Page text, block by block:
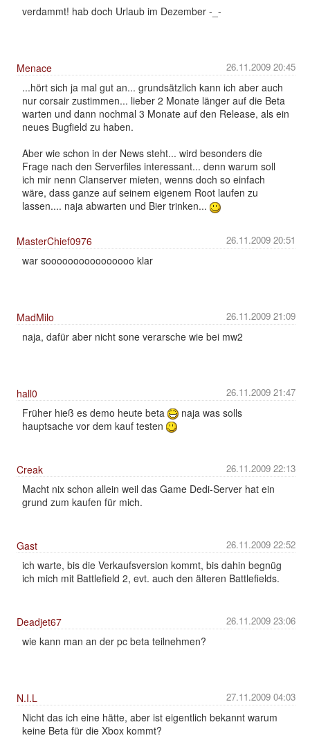
verdammt! hab doch Urlaub im Dezember -_-
26.11.2009 20:45
Menace
...hört sich ja mal gut an... grundsätzlich kann ich aber auch
nur corsair zustimmen... lieber 2 Monate länger auf die Beta
warten und dann nochmal 3 Monate auf den Release, als ein
neues Bugfield zu haben.
Aber wie schon in der News steht... wird besonders die
Frage nach den Serverfiles interessant... denn warum soll
ich mir nenn Clanserver mieten, wenns doch so einfach
wäre, dass ganze auf seinem eigenem Root laufen zu
lassen.... naja abwarten und Bier trinken...
26.11.2009 20:51
MasterChief0976
war soooooooooooooooo klar
26.11.2009 21:09
MadMilo
naja, dafür aber nicht sone verarsche wie bei mw2
26.11.2009 21:47
hall0
Früher hieß es demo heute beta
naja was solls
hauptsache vor dem kauf testen
26.11.2009 22:13
Creak
Macht nix schon allein weil das Game Dedi-Server hat ein
grund zum kaufen für mich.
26.11.2009 22:52
Gast
ich warte, bis die Verkaufsversion kommt, bis dahin begnüg
ich mich mit Battlefield 2, evt. auch den älteren Battlefields.
26.11.2009 23:06
Deadjet67
wie kann man an der pc beta teilnehmen?
27.11.2009 04:03
N.I.L
Nicht das ich eine hätte, aber ist eigentlich bekannt warum
keine Beta für die Xbox kommt?